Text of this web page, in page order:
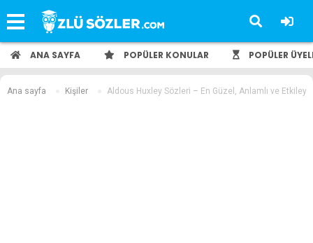
ANA SAYFA POPÜLER KONULAR POPÜLER
Ana sayfa Kişiler Aldous Huxley Sözleri – En Güzel, Anlamlı ve